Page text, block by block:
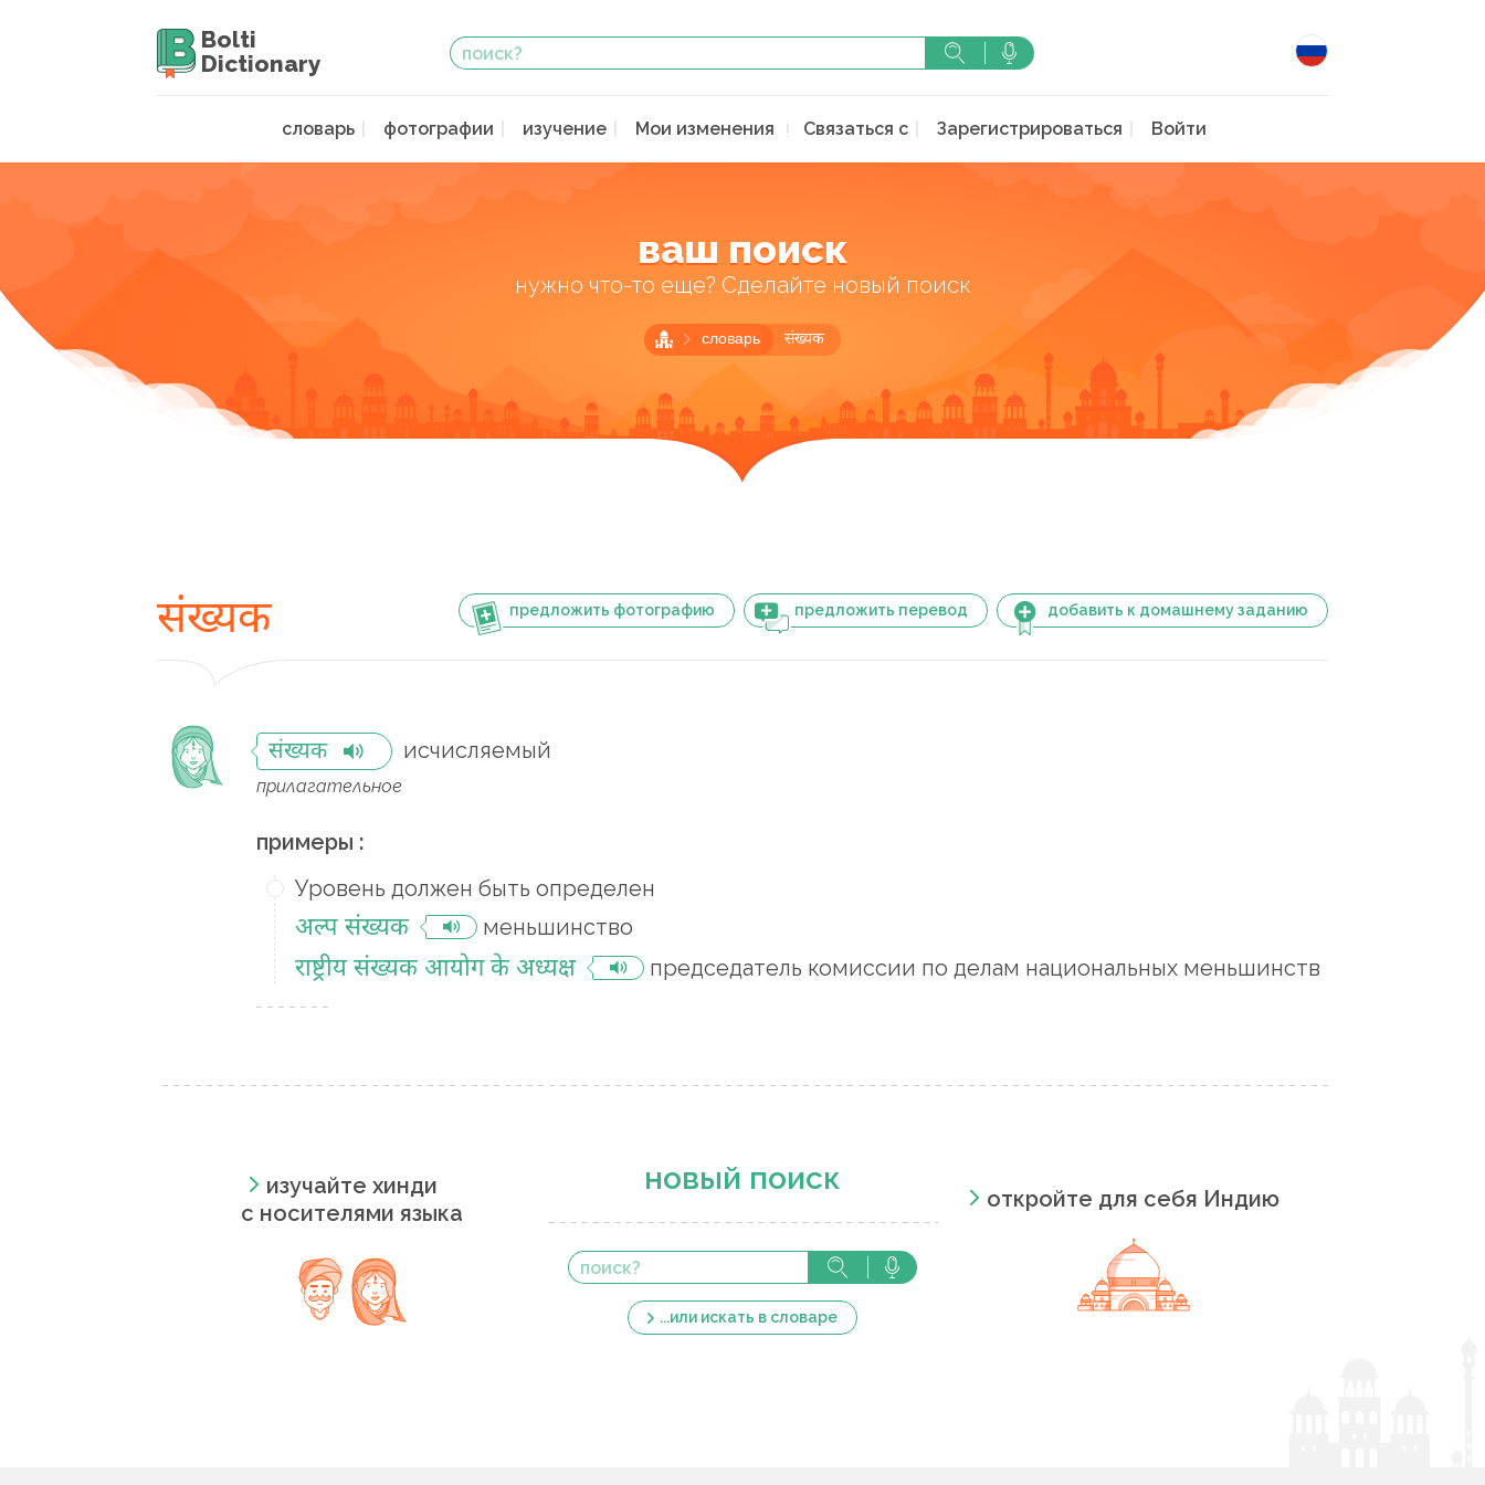
Bolti
Dictionary
словарь фотографии изучение Мои изменения Связаться с Зарегистрироваться Войти
ваш поиск
нужно что-то еще? Сделайте новый поиск
словарь संख्यक
предложить фотографию предложить перевод добавить к домашнему заданию
संख्यक
संख्यक исчисляемый
прилагательное
примеры :
Уровень должен быть определен
अल्प संख्यक меньшинство
राष्ट्रीय संख्यक आयोग के अध्यक्ष председатель комиссии по делам национальных меньшинств
изучайте хинди
с носителями языка
новый поиск
...или искать в словаре
откройте для себя Индию